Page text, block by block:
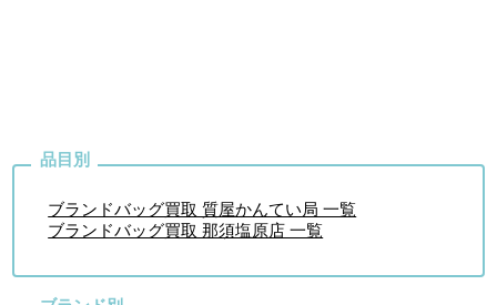
ブランドバッグ買取 質屋かんてい局 一覧
ブランドバッグ買取 那須塩原店 一覧